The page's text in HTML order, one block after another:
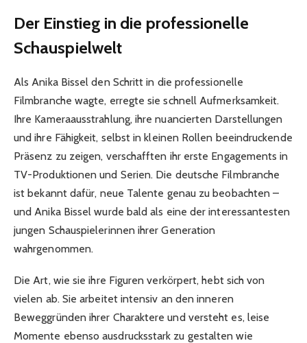
Der Einstieg in die professionelle
Schauspielwelt
Als Anika Bissel den Schritt in die professionelle
Filmbranche wagte, erregte sie schnell Aufmerksamkeit.
Ihre Kameraausstrahlung, ihre nuancierten Darstellungen
und ihre Fähigkeit, selbst in kleinen Rollen beeindruckende
Präsenz zu zeigen, verschafften ihr erste Engagements in
TV-Produktionen und Serien. Die deutsche Filmbranche
ist bekannt dafür, neue Talente genau zu beobachten –
und Anika Bissel wurde bald als eine der interessantesten
jungen Schauspielerinnen ihrer Generation
wahrgenommen.
Die Art, wie sie ihre Figuren verkörpert, hebt sich von
vielen ab. Sie arbeitet intensiv an den inneren
Beweggründen ihrer Charaktere und versteht es, leise
Momente ebenso ausdrucksstark zu gestalten wie